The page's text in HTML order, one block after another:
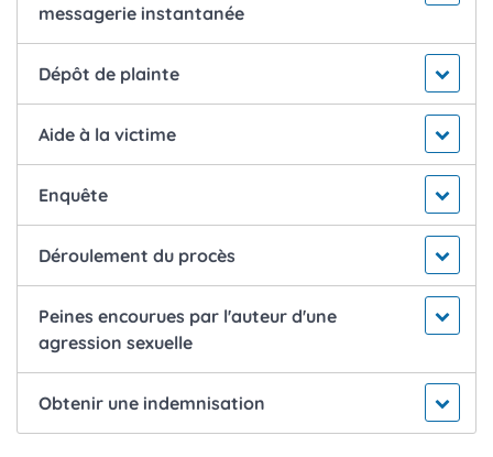
messagerie instantanée
Dépôt de plainte
Aide à la victime
Enquête
Déroulement du procès
Peines encourues par l'auteur d'une
agression sexuelle
Obtenir une indemnisation